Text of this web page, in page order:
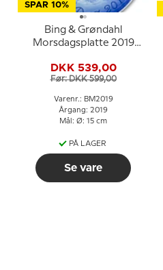
SPAR 10%
Bing & Grøndahl
Morsdagsplatte 2019
DKK 539,00
Før: DKK 599,00
Varenr.: BM2019
Årgang: 2019
Mål: Ø: 15 cm
PÅ LAGER
Se vare